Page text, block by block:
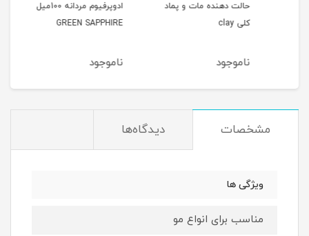
حالت دهنده مات و پماد
ناموجود
ادوپرفیوم مردانه 100میل
GREEN SAPPHIRE
ناموجود
مشخصات دیدگاه‌ها
ویژگی ها
مناسب برای انواع مو